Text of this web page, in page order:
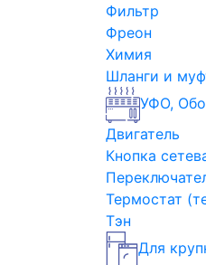
Фильтр
Фреон
Химия
Шланги и
УФО,
Двигатель
Кнопка
Термостат
Тэн
Для